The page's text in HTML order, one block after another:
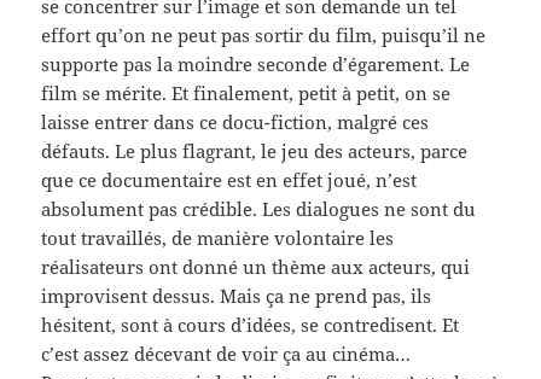
se concentrer sur l’image et son demande un tel
effort qu’on ne peut pas sortir du film, puisqu’il ne
supporte pas la moindre seconde d’égarement. Le
film se mérite. Et finalement, petit à petit, on se
laisse entrer dans ce docu-fiction, malgré ces
défauts. Le plus flagrant, le jeu des acteurs, parce
que ce documentaire est en effet joué, n’est
absolument pas crédible. Les dialogues ne sont du
tout travaillés, de manière volontaire les
réalisateurs ont donné un thème aux acteurs, qui
improvisent dessus. Mais ça ne prend pas, ils
hésitent, sont à cours d’idées, se contredisent. Et
c’est assez décevant de voir ça au cinéma…